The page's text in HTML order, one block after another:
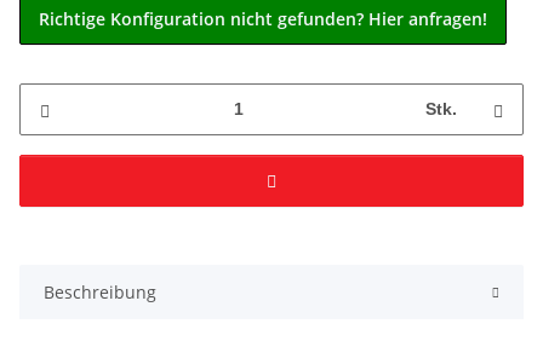
Richtige Konfiguration nicht gefunden? Hier anfragen!
Stk.
Beschreibung